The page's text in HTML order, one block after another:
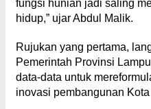
fungsi hunian jadi saling
hidup,” ujar Abdul Malik.
Rujukan yang pertama,
Pemerintah Provinsi
data-data untuk
inovasi pembangunan